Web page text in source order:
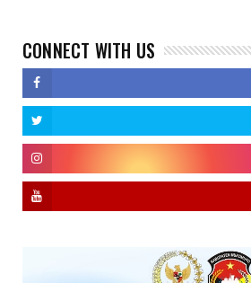
CONNECT WITH US